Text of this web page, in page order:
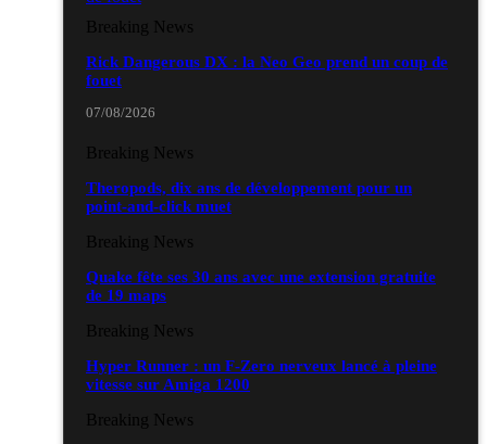
Breaking News
Rick Dangerous DX : la Neo Geo prend un coup de
fouet
07/08/2026
Breaking News
Theropods, dix ans de développement pour un
point-and-click muet
Breaking News
Quake fête ses 30 ans avec une extension gratuite
de 19 maps
Breaking News
Hyper Runner : un F-Zero nerveux lancé à pleine
vitesse sur Amiga 1200
Breaking News